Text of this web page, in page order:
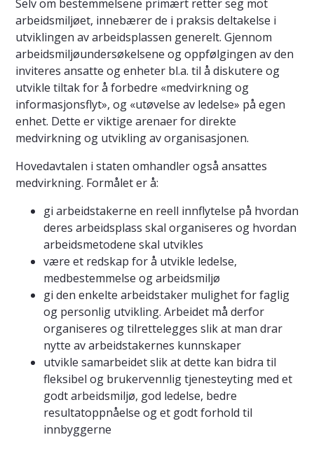
Selv om bestemmelsene primært retter seg mot
arbeidsmiljøet, innebærer de i praksis deltakelse i
utviklingen av arbeidsplassen generelt. Gjennom
arbeidsmiljøundersøkelsene og oppfølgingen av den
inviteres ansatte og enheter bl.a. til å diskutere og
utvikle tiltak for å forbedre «medvirkning og
informasjonsflyt», og «utøvelse av ledelse» på egen
enhet. Dette er viktige arenaer for direkte
medvirkning og utvikling av organisasjonen.
Hovedavtalen i staten omhandler også ansattes
medvirkning. Formålet er å:
gi arbeidstakerne en reell innflytelse på hvordan
deres arbeidsplass skal organiseres og hvordan
arbeidsmetodene skal utvikles
være et redskap for å utvikle ledelse,
medbestemmelse og arbeidsmiljø
gi den enkelte arbeidstaker mulighet for faglig
og personlig utvikling. Arbeidet må derfor
organiseres og tilrettelegges slik at man drar
nytte av arbeidstakernes kunnskaper
utvikle samarbeidet slik at dette kan bidra til
fleksibel og brukervennlig tjenesteyting med et
godt arbeidsmiljø, god ledelse, bedre
resultatoppnåelse og et godt forhold til
innbyggerne